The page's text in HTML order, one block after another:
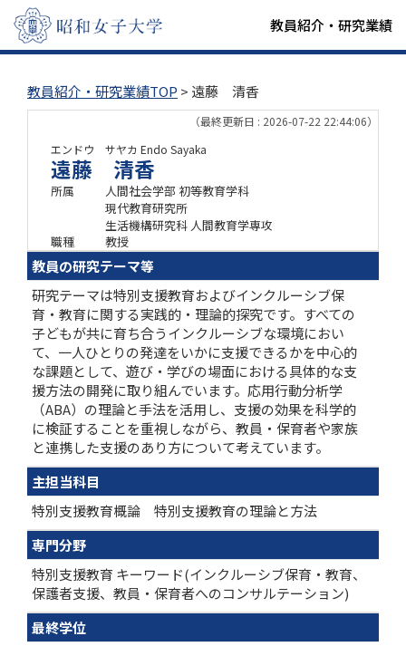
教員紹介・研究業績
教員紹介・研究業績TOP > 遠藤 清香
（最終更新日 : 2026-07-22 22:44:06）
エンドウ サヤカ Endo Sayaka
遠藤 清香
所属
人間社会学部 初等教育学科
現代教育研究所
生活機構研究科 人間教育学専攻
職種
教授
教員の研究テーマ等
研究テーマは特別支援教育およびインクルーシブ保
育・教育に関する実践的・理論的探究です。すべての
子どもが共に育ち合うインクルーシブな環境におい
て、一人ひとりの発達をいかに支援できるかを中心的
な課題として、遊び・学びの場面における具体的な支
援方法の開発に取り組んでいます。応用行動分析学
（ABA）の理論と手法を活用し、支援の効果を科学的
に検証することを重視しながら、教員・保育者や家族
と連携した支援のあり方について考えています。
主担当科目
特別支援教育概論 特別支援教育の理論と方法
専門分野
特別支援教育 キーワード(インクルーシブ保育・教育、
保護者支援、教員・保育者へのコンサルテーション)
最終学位